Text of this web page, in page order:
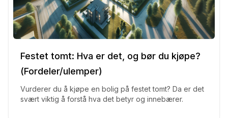
Festet tomt: Hva er det, og bør du kjøpe?
(Fordeler/ulemper)
Vurderer du å kjøpe en bolig på festet tomt? Da er det
svært viktig å forstå hva det betyr og innebærer.